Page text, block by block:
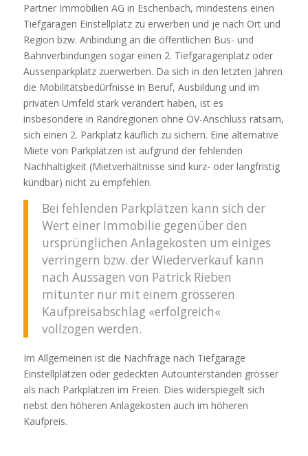
Partner Immobilien AG in Eschenbach, mindestens einen
Tiefgaragen Einstellplatz zu erwerben und je nach Ort und
Region bzw. Anbindung an die öffentlichen Bus- und
Bahnverbindungen sogar einen 2. Tiefgaragenplatz oder
Aussenparkplatz zuerwerben. Da sich in den letzten Jahren
die Mobilitätsbedürfnisse in Beruf, Ausbildung und im
privaten Umfeld stark verändert haben, ist es
insbesondere in Randregionen ohne ÖV-Anschluss ratsam,
sich einen 2. Parkplatz käuflich zu sichern. Eine alternative
Miete von Parkplätzen ist aufgrund der fehlenden
Nachhaltigkeit (Mietverhältnisse sind kurz- oder langfristig
kündbar) nicht zu empfehlen.
Bei fehlenden Parkplätzen kann sich der
Wert einer Immobilie gegenüber den
ursprünglichen Anlagekosten um einiges
verringern bzw. der Wiederverkauf kann
nach Aussagen von Patrick Rieben
mitunter nur mit einem grösseren
Kaufpreisabschlag «erfolgreich«
vollzogen werden.
Im Allgemeinen ist die Nachfrage nach Tiefgarage
Einstellplätzen oder gedeckten Autounterständen grösser
als nach Parkplätzen im Freien. Dies widerspiegelt sich
nebst den höheren Anlagekosten auch im höheren
Kaufpreis.